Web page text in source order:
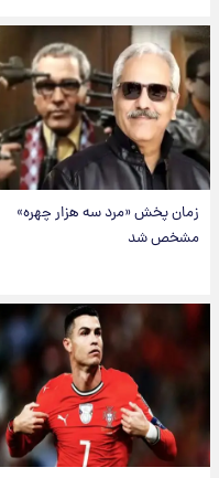
زمان پخش «مرد سه هزار چهره»
مشخص شد